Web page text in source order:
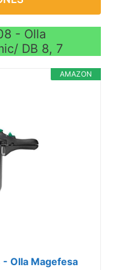
- Olla
DB 8, 7
AMAZON
- Olla Magefesa